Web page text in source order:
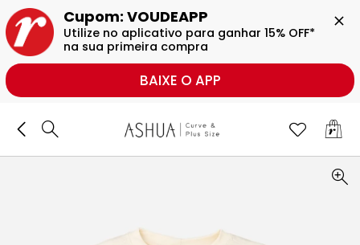
Cupom: VOUDEAPP
Utilize no aplicativo para ganhar 15% OFF*
na sua primeira compra
BAIXE O APP

